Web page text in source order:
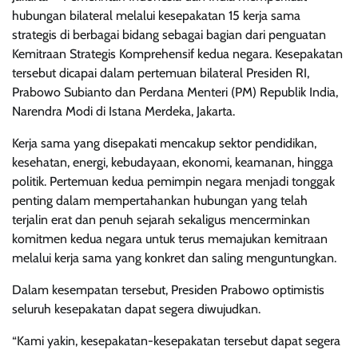
hubungan bilateral melalui kesepakatan 15 kerja sama
strategis di berbagai bidang sebagai bagian dari penguatan
Kemitraan Strategis Komprehensif kedua negara. Kesepakatan
tersebut dicapai dalam pertemuan bilateral Presiden RI,
Prabowo Subianto dan Perdana Menteri (PM) Republik India,
Narendra Modi di Istana Merdeka, Jakarta.
Kerja sama yang disepakati mencakup sektor pendidikan,
kesehatan, energi, kebudayaan, ekonomi, keamanan, hingga
politik. Pertemuan kedua pemimpin negara menjadi tonggak
penting dalam mempertahankan hubungan yang telah
terjalin erat dan penuh sejarah sekaligus mencerminkan
komitmen kedua negara untuk terus memajukan kemitraan
melalui kerja sama yang konkret dan saling menguntungkan.
Dalam kesempatan tersebut, Presiden Prabowo optimistis
seluruh kesepakatan dapat segera diwujudkan.
“Kami yakin, kesepakatan-kesepakatan tersebut dapat segera